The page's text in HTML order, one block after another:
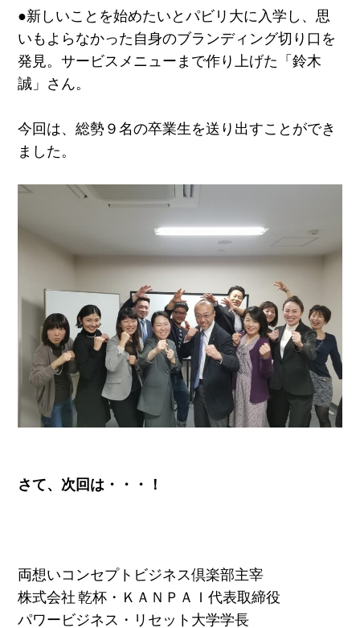
●新しいことを始めたいとパビリ大に入学し、思
いもよらなかった自身のブランディング切り口を
発見。サービスメニューまで作り上げた「鈴木
誠」さん。
今回は、総勢９名の卒業生を送り出すことができ
ました。
さて、次回は・・・！
両想いコンセプトビジネス倶楽部主宰
株式会社 乾杯・ＫＡＮＰＡＩ代表取締役
パワービジネス・リセット大学学長